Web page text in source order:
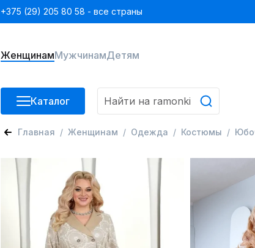
+375 (29) 205 80 58 - все страны
ЖенщинамМужчинамДетям
Каталог
Главная Женщинам Одежда Костюмы